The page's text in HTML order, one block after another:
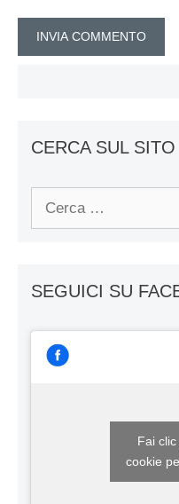
CERCA SUL SITO
Ricerca
SEGUICI SU
Fai
cookie